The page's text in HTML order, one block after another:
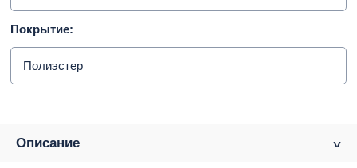
Покрытие:
Полиэстер
Описание